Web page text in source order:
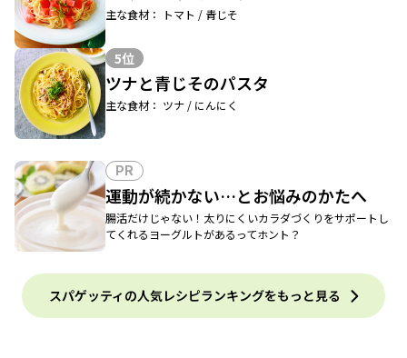
主な食材： トマト / 青じそ
5位
ツナと青じそのパスタ
主な食材： ツナ / にんにく
PR
運動が続かない…とお悩みのかたへ
腸活だけじゃない！太りにくいカラダづくりをサポートし
てくれるヨーグルトがあるってホント？
スパゲッティの人気レシピランキングをもっと見る